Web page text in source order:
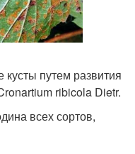
путем развития
ribicola Dietr.
всех сортов,